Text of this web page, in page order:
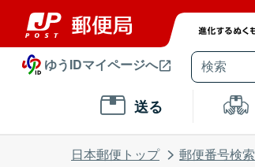
ゆうIDマイページへ
送る
日本郵便トップ 郵便番号検索